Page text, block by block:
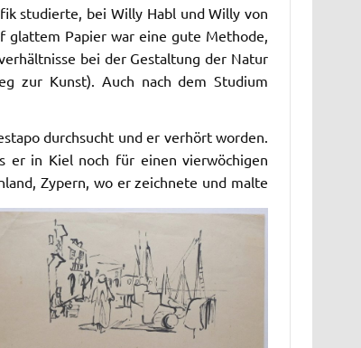
studierte, bei Willy Habl und Willy von
glattem Papier war eine gute Methode,
bei der Gestaltung der Natur
zur Kunst). Auch nach dem Studium
durchsucht und er verhört worden.
er in Kiel noch für einen vierwöchigen
Zypern, wo er zeichnete und malte